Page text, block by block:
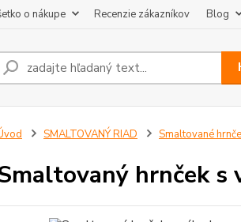
o nákupe Recenzie zákazníkov Blog
SMALTOVANÝ RIAD Smaltované
hrnček s